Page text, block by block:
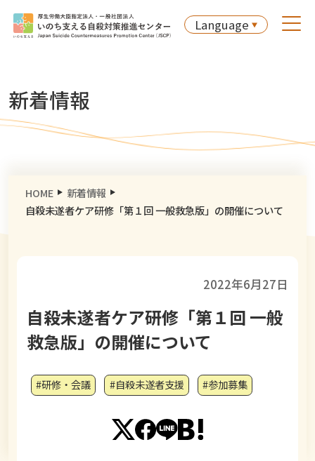
Language
新着情報
HOME
新着情報
自殺未遂者ケア研修「第１回 一般救急版」の開催について
2022年6月27日
自殺未遂者ケア研修「第１回 一般
救急版」の開催について
#研修・会議 #自殺未遂者支援 #参加募集